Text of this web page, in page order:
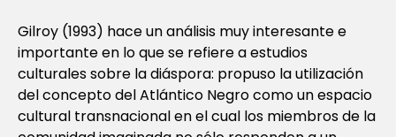
Gilroy (1993) hace un análisis muy interesante e
importante en lo que se refiere a estudios
culturales sobre la diáspora: propuso la utilización
del concepto del Atlántico Negro como un espacio
cultural transnacional en el cual los miembros de la